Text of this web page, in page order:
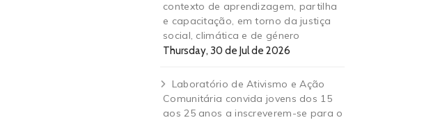
contexto de aprendizagem, partilha
e capacitação, em torno da justiça
social, climática e de género
Thursday, 30 de Jul de 2026
Laboratório de Ativismo e Ação
Comunitária convida jovens dos 15
aos 25 anos a inscreverem-se para o